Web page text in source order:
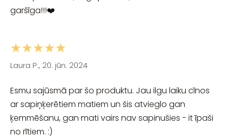
garšīga!!!❤️
★★★★★
Laura P., 20. jūn. 2024
Esmu sajūsmā par šo produktu. Jau ilgu laiku cīnos
ar sapiņķerētiem matiem un šis atvieglo gan
ķemmēšanu, gan mati vairs nav sapinušies - it īpaši
no rītiem. :)